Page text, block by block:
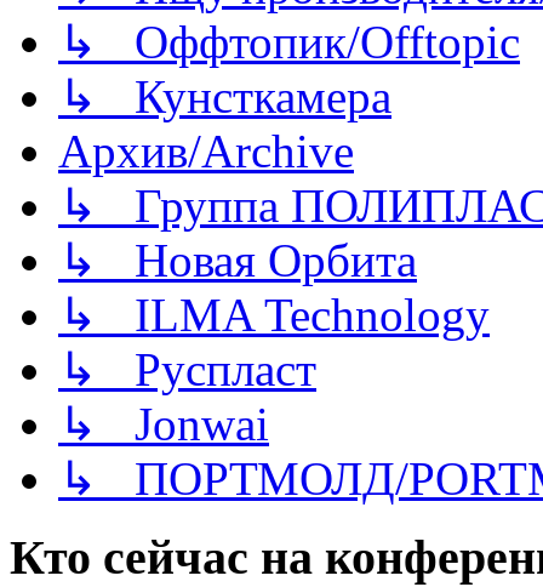
↳ Оффтопик/Offtopic
↳ Кунсткамера
Архив/Archive
↳ Группа
↳ Новая Орбита
↳ ILMA Technology
↳ Руспласт
↳ Jonwai
↳ ПОРТМОЛД/
Кто сейчас на